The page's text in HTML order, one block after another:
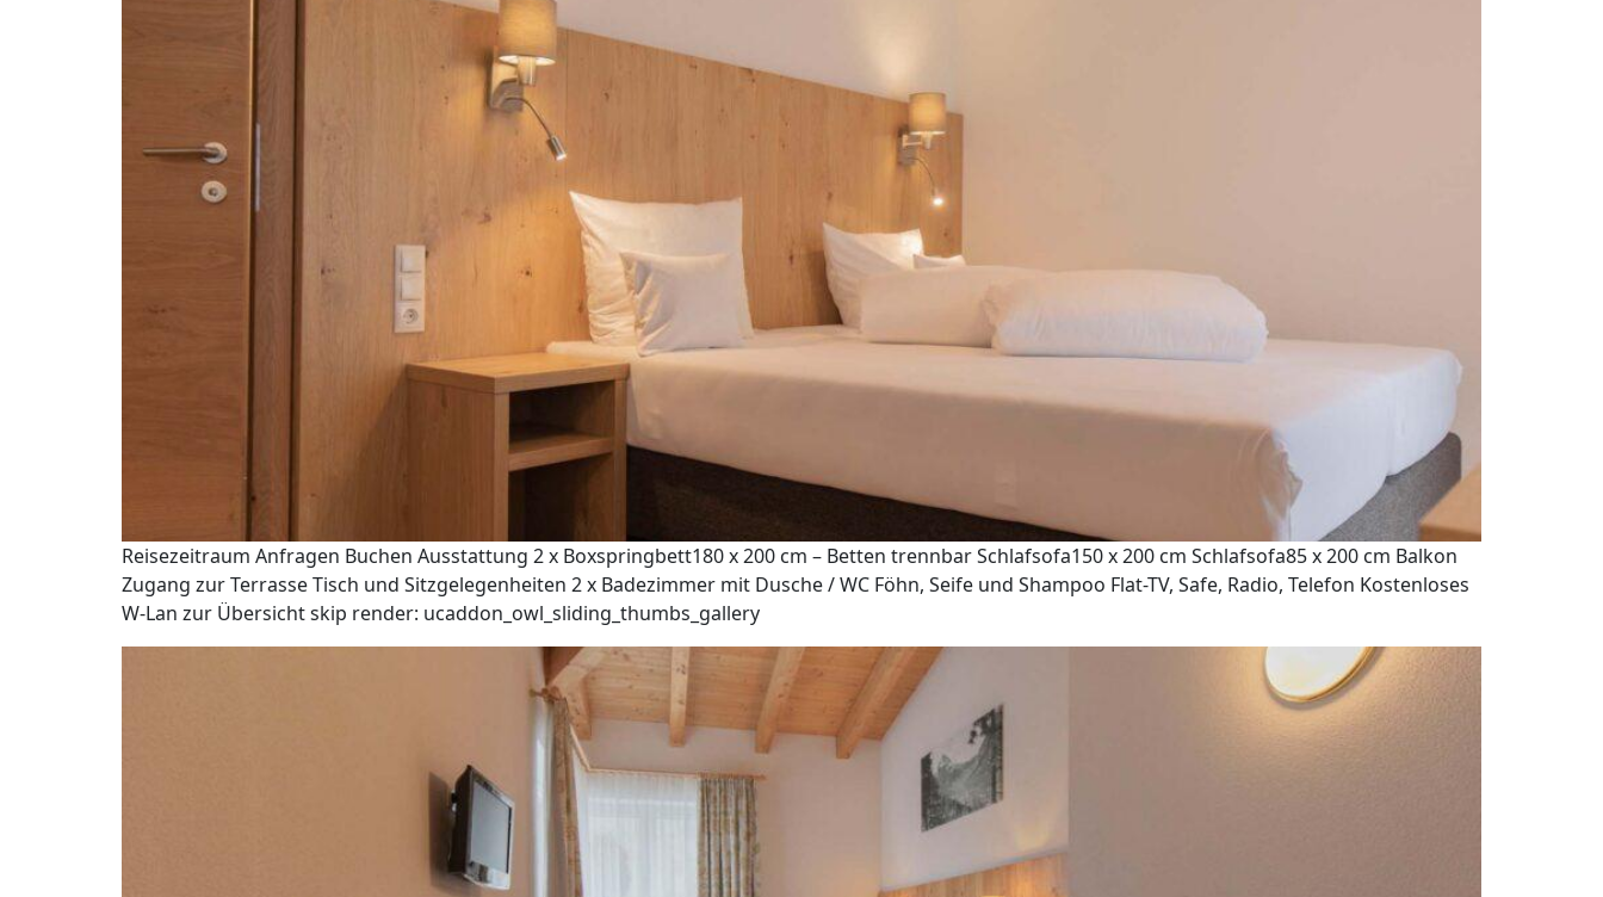
Reisezeitraum Anfragen Buchen Ausstattung 2 x Boxspringbett180 x 200 cm – Betten trennbar Schlafsofa150 x 200 cm Schlafsofa85 x 200 cm Balkon
Zugang zur Terrasse Tisch und Sitzgelegenheiten 2 x Badezimmer mit Dusche / WC Föhn, Seife und Shampoo Flat-TV, Safe, Radio, Telefon Kostenloses
W-Lan zur Übersicht skip render: ucaddon_owl_sliding_thumbs_gallery